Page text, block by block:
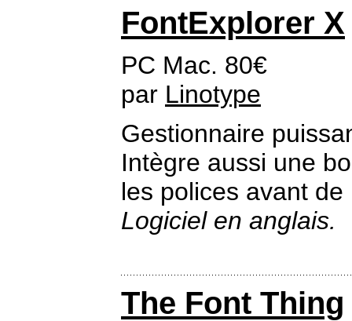
FontExplorer X
PC Mac. 80€
par Linotype
Gestionnaire
Intègre aussi une
les polices avant de
Logiciel en anglais.
The Font Thing